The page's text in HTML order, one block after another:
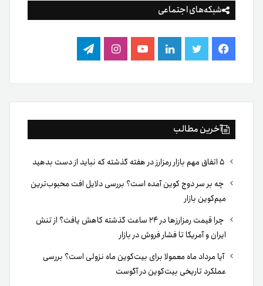
شبکه‌های اجتماعی
فیس
بوک
توییتر لینکدینیوتیوباینستاگرام
تلگرام
آخرین مطالب
چه بر سر دوج کوین آمده است؟ بررسی دلایل افت محبوب‌ترین
میم‌کوین بازار
چرا قیمت رمزارزها در ۲۴ ساعت گذشته کاهش یافت؟ از تنش
ایران و آمریکا تا فشار فروش در بازار
آیا مرداد ماه معمولا برای بیت‌کوین ماه نزولی است؟ بررسی
عملکرد تاریخی بیت‌کوین در آگوست